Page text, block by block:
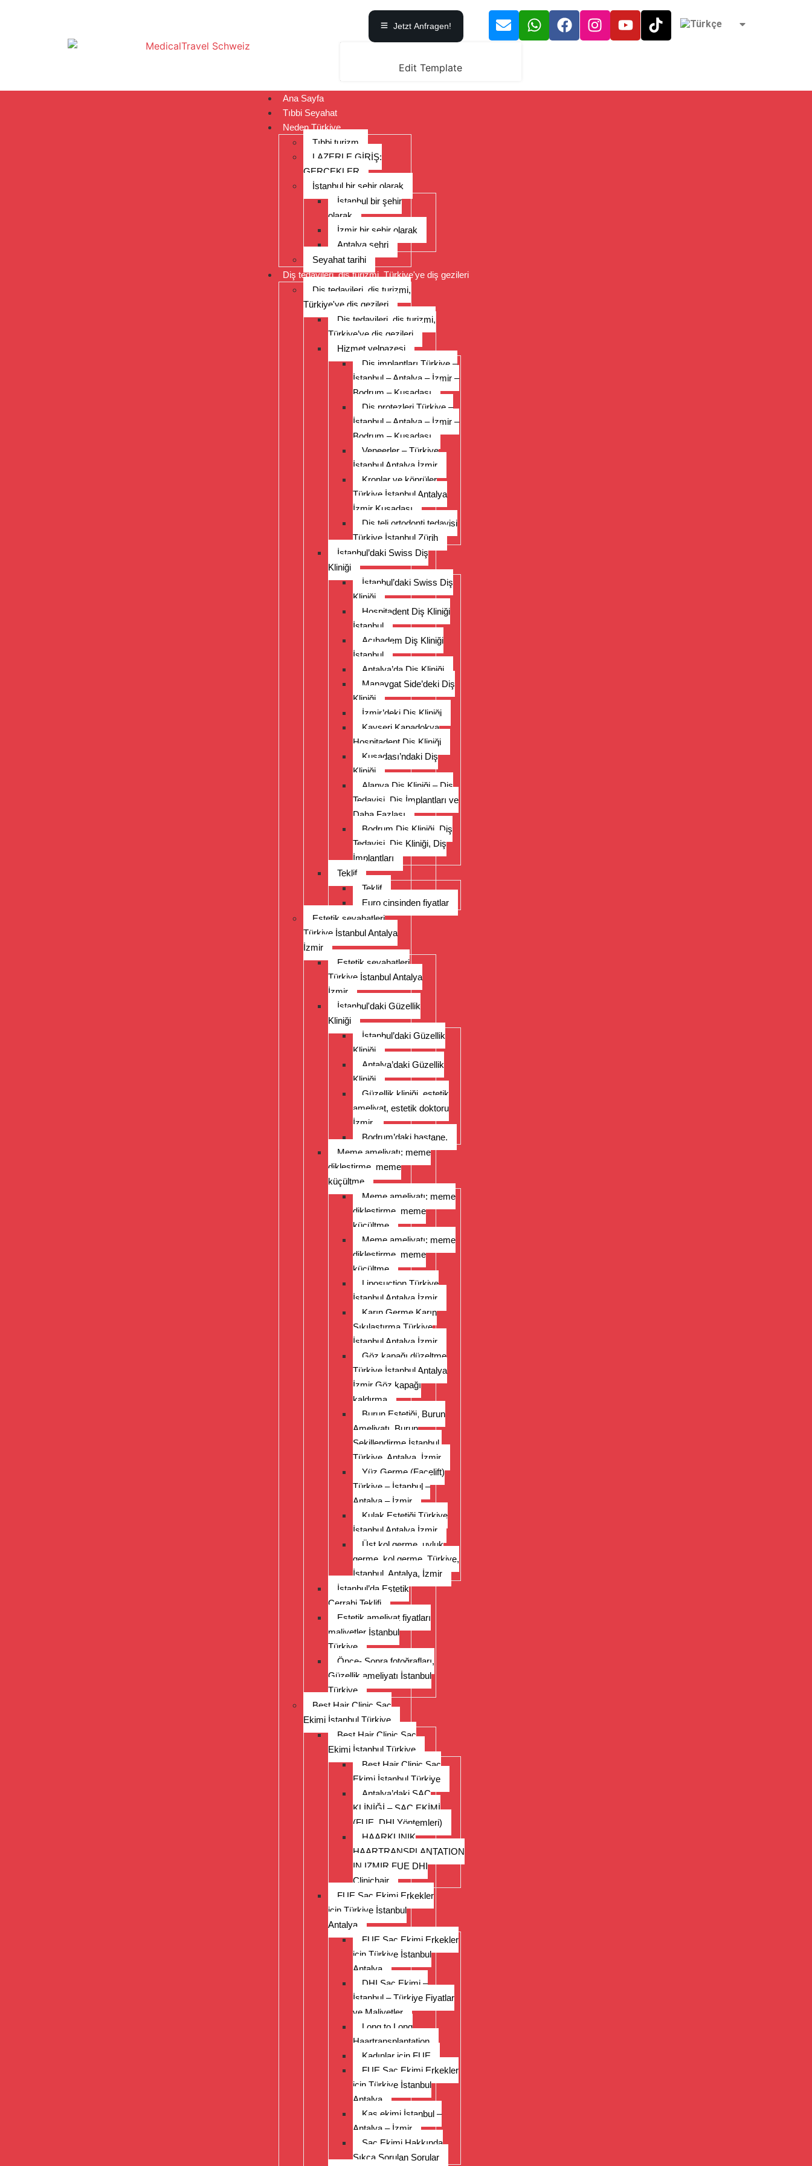
Jetzt Anfragen!
Edit Template
Ana Sayfa
Tıbbi Seyahat
Neden Türkiye
Tıbbi turizm
LAZERLE GİRİŞ:
GERÇEKLER
İstanbul bir şehir olarak
İstanbul bir şehir
olarak
İzmir bir şehir olarak
Antalya şehri
Seyahat tarihi
Diş tedavileri, diş turizmi, Türkiye'ye diş gezileri
Diş tedavileri, diş turizmi,
Türkiye'ye diş gezileri
Diş tedavileri, diş turizmi,
Türkiye’ye diş gezileri
Hizmet yelpazesi
Diş implantları Türkiye –
İstanbul – Antalya – İzmir –
Bodrum – Kuşadası
Diş protezleri Türkiye –
İstanbul – Antalya – İzmir –
Bodrum – Kuşadası
Veneerler – Türkiye
İstanbul Antalya İzmir
Kronlar ve köprüler
Türkiye İstanbul Antalya
İzmir Kuşadası
Diş teli ortodonti tedavisi
Türkiye İstanbul Zürih
İstanbul’daki Swiss Diş
Kliniği
İstanbul’daki Swiss Diş
Kliniği
Hospitadent Diş Kliniği
İstanbul
Acıbadem Diş Kliniği
İstanbul
Antalya’da Diş Kliniği
Manavgat Side’deki Diş
Kliniği
İzmir’deki Diş Kliniği
Kayseri Kapadokya
Hospitadent Diş Kliniği
Kuşadası’ndaki Diş
Kliniği
Alanya Diş Kliniği – Diş
Tedavisi, Diş İmplantları ve
Daha Fazlası
Bodrum Diş Kliniği, Diş
Tedavisi, Diş Kliniği, Diş
İmplantları
Teklif
Teklif
Euro cinsinden fiyatlar
Estetik seyahatleri
Türkiye İstanbul Antalya
İzmir
Estetik seyahatleri
Türkiye İstanbul Antalya
İzmir
İstanbul'daki Güzellik
Kliniği
İstanbul’daki Güzellik
Kliniği
Antalya’daki Güzellik
Kliniği
Güzellik kliniği, estetik
ameliyat, estetik doktoru
İzmir.
Bodrum’daki hastane.
Meme ameliyatı: meme
dikleştirme, meme
küçültme
Meme ameliyatı: meme
dikleştirme, meme
küçültme
Meme ameliyatı: meme
dikleştirme, meme
küçültme
Liposuction Türkiye
İstanbul Antalya İzmir
Karın Germe Karın
Sıkılaştırma Türkiye
İstanbul Antalya İzmir
Göz kapağı düzeltme
Türkiye İstanbul Antalya
İzmir Göz kapağı
kaldırma
Burun Estetiği, Burun
Ameliyatı, Burun
Şekillendirme İstanbul,
Türkiye, Antalya, İzmir
Yüz Germe (Facelift)
Türkiye – İstanbul –
Antalya – İzmir
Kulak Estetiği Türkiye
İstanbul Antalya İzmir
Üst kol germe, uyluk
germe, kol germe, Türkiye,
İstanbul, Antalya, İzmir
İstanbul’da Estetik
Cerrahi Teklifi
Estetik ameliyat fiyatları
maliyetler İstanbul
Türkiye
Önce- Sonra fotoğrafları,
Güzellik ameliyatı İstanbul
Türkiye
Best Hair Clinic Saç
Ekimi İstanbul Türkiye
Best Hair Clinic Saç
Ekimi İstanbul Türkiye
Best Hair Clinic Saç
Ekimi İstanbul Türkiye
Antalya’daki SAÇ
KLİNİĞİ – SAÇ EKİMİ
(FUE, DHI Yöntemleri)
HAARKLINIK
HAARTRANSPLANTATION
IN IZMIR FUE DHI
Clinichair
FUE Saç Ekimi Erkekler
için Türkiye İstanbul
Antalya
FUE Saç Ekimi Erkekler
için Türkiye İstanbul
Antalya
DHI Saç Ekimi –
İstanbul – Türkiye Fiyatlar
ve Maliyetler
Long to Long
Haartransplantation
Kadınlar için FUE
FUE Saç Ekimi Erkekler
için Türkiye İstanbul
Antalya
Kaş ekimi İstanbul –
Antalya – İzmir
Saç Ekimi Hakkında
Sıkça Sorulan Sorular